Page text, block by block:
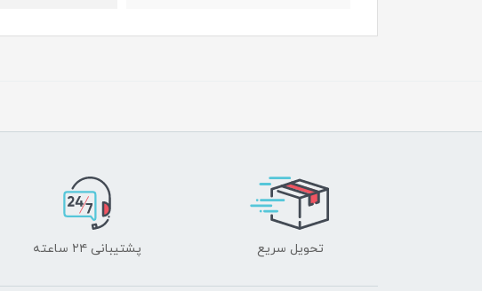
تحویل سریع پشتیبانی ۲۴ ساعته